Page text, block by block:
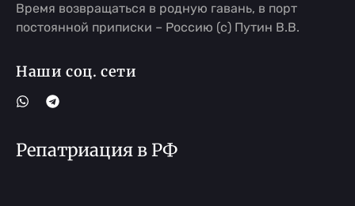
Время возвращаться в родную гавань, в порт
постоянной приписки – Россию (с) Путин В.В.
Наши соц. сети
Репатриация в РФ